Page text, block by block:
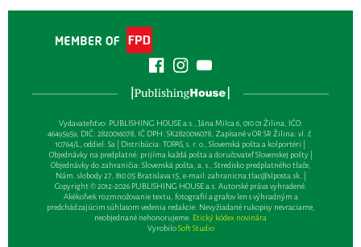
Vydavateľsťvo: PUBLISHING HOUSE a.s., Jána Milca 6, 010 01 Žilina, IČO:
46495959, DIČ: 2820016078, IČ DPH: SK2820016078, Zapísané v OR SR Žilina: vl. č.
10764/L, oddiel: Sa | Distribúcia: TOPAS, s. r. o., Slovenská pošta a kolportéri |
Objednávky na predplatné: prijíma každá pošta a doručovateľ Slovenskej pošty |
Objednávky do zahraničia: Slovenská pošta, a. s., Stredisko predplatného tlače,
Nám. slobody 27, 810 05 Bratislava 15, e-mail:zahranicna.tlac@slposta.sk. |
Copyright © 2012-2026 PUBLISHING HOUSE a.s. Autorské práva vyhradené.
Akékoľvek rozmnožovanie textu, fotografií a grafov len s výhradným a
predchádzajúcim súhlasom vedenia redakcie. Nevyžiadané rukopisy nevraciame,
neobjednané nehonorujeme. Etický kódex novinára
VyrobiloSoft Studio